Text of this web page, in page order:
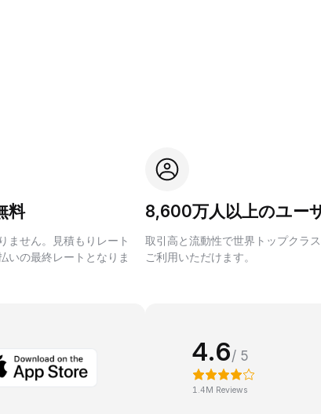
料
ません。見積もりレート
いの最終レートとなりま
8,600万人以上のユー
取引高と流動性で世界トップクラ
ご利用いただけます。
4.6/ 5
1.4M Reviews